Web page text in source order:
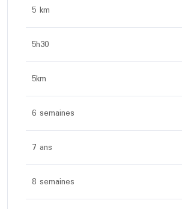
5 km
5h30
5km
6 semaines
7 ans
8 semaines